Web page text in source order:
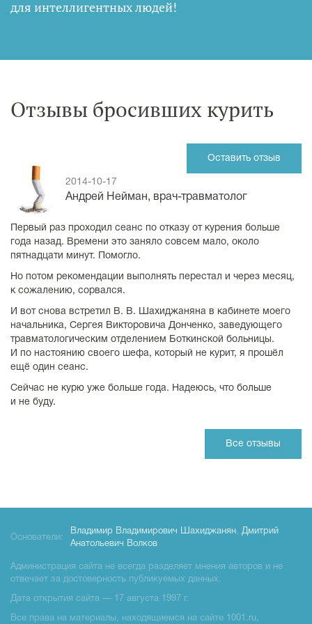
для интеллигентных людей!
Отзывы бросивших курить
Оставить отзыв
2014-10-17
Андрей Нейман, врач-травматолог
Первый раз проходил сеанс по отказу от курения больше
года назад. Времени это заняло совсем мало, около
пятнадцати минут. Помогло.
Но потом рекомендации выполнять перестал и через месяц,
к сожалению, сорвался.
И вот снова встретил В. В. Шахиджаняна в кабинете моего
начальника, Сергея Викторовича Донченко, заведующего
травматологическим отделением Боткинской больницы.
И по настоянию своего шефа, который не курит, я прошёл
ещё один сеанс.
Сейчас не курю уже больше года. Надеюсь, что больше
и не буду.
Все отзывы
Основатели:
Владимир Владимирович Шахиджанян, Дмитрий
Анатольевич Волков
Администрация сайта не всегда разделяет мнения авторов и не
отвечает за достоверность публикуемых данных.
Дата открытия сайта — 17 августа 1997 г.
Все права на материалы, находящиемся на сайте 1001.ru,